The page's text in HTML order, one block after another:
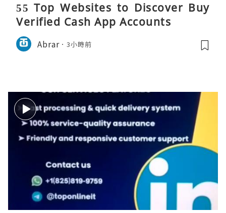
55 Top Websites to Discover Buy
Verified Cash App Accounts
Abrar 3小時前